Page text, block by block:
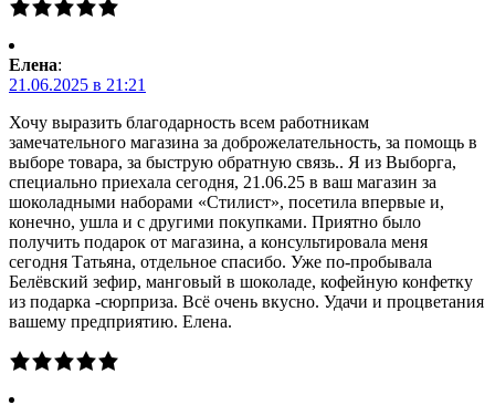
Елена:
21.06.2025 в 21:21
Хочу выразить благодарность всем работникам
замечательного магазина за доброжелательность, за помощь в
выборе товара, за быструю обратную связь.. Я из Выборга,
специально приехала сегодня, 21.06.25 в ваш магазин за
шоколадными наборами «Стилист», посетила впервые и,
конечно, ушла и с другими покупками. Приятно было
получить подарок от магазина, а консультировала меня
сегодня Татьяна, отдельное спасибо. Уже по-пробывала
Белёвский зефир, манговый в шоколаде, кофейную конфетку
из подарка -сюрприза. Всё очень вкусно. Удачи и процветания
вашему предприятию. Елена.